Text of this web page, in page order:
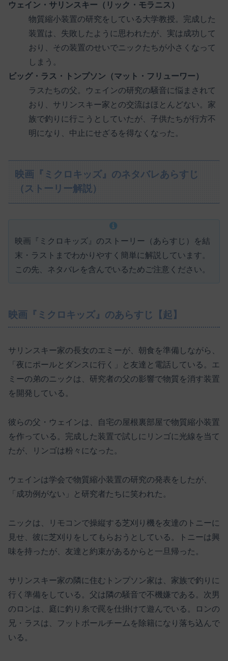
ウェイン・サリンスキー（リック・モラニス）
物質縮小装置の研究をしている大学教授。完成した
装置は、失敗したように思われたが、実は成功して
おり、その装置のせいでニックたちが小さくなって
しまう。
ビッグ・ラス・トンプソン（マット・フリューワー）
ラスたちの父。ウェインの研究の騒音に悩まされて
おり、サリンスキー家との交流はほとんどない。家
族で釣りに行こうとしていたが、子供たちが行方不
明になり、中止にせざるを得なくなった。
映画『ミクロキッズ』のネタバレあらすじ
（ストーリー解説）
映画『ミクロキッズ』のストーリー（あらすじ）を結
末・ラストまでわかりやすく簡単に解説しています。
この先、ネタバレを含んでいるためご注意ください。
映画『ミクロキッズ』のあらすじ【起】
サリンスキー家の長女のエミーが、朝食を準備しながら、
「夜にポールとダンスに行く」と友達と電話している。エ
ミーの弟のニックは、研究者の父の影響で物質を消す装置
を開発している。
彼らの父・ウェインは、自宅の屋根裏部屋で物質縮小装置
を作っている。完成した装置で試しにリンゴに光線を当て
たが、リンゴは粉々になった。
ウェインは学会で物質縮小装置の研究の発表をしたが、
「成功例がない」と研究者たちに笑われた。
ニックは、リモコンで操縦する芝刈り機を友達のトニーに
見せ、彼に芝刈りをしてもらおうとしている。トニーは興
味を持ったが、友達と約束があるからと一旦帰った。
サリンスキー家の隣に住むトンプソン家は、家族で釣りに
行く準備をしている。父は隣の騒音で不機嫌である。次男
のロンは、庭に釣り糸で罠を仕掛けて遊んでいる。ロンの
兄・ラスは、フットボールチームを除籍になり落ち込んで
いる。